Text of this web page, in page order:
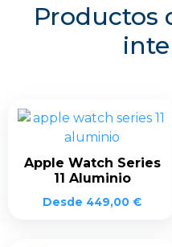
Productos
Apple Watch Series
11 Aluminio
Desde 449,00 €